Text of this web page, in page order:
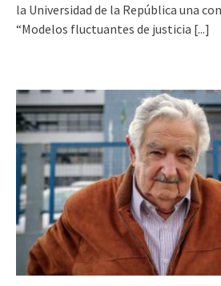
la Universidad de la República una
“Modelos fluctuantes de justicia [...]